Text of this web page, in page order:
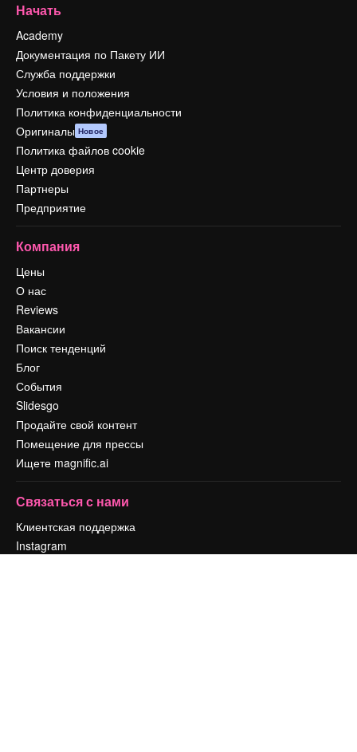
Начать
Academy
Документация по Пакету ИИ
Служба поддержки
Условия и положения
Политика конфиденциальности
Оригиналы Новое
Политика файлов cookie
Центр доверия
Партнеры
Предприятие
Компания
Цены
О нас
Reviews
Вакансии
Поиск тенденций
Блог
События
Slidesgo
Продайте свой контент
Помещение для прессы
Ищете magnific.ai
Связаться с нами
Клиентская поддержка
Instagram